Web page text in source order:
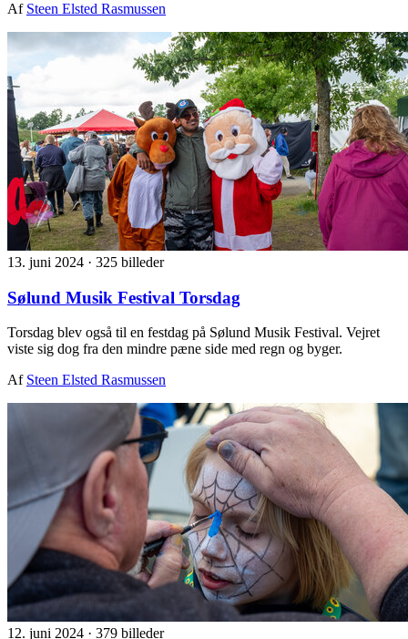
Af Steen Elsted Rasmussen
13. juni 2024 · 325 billeder
Sølund Musik Festival Torsdag
Torsdag blev også til en festdag på Sølund Musik Festival. Vejret
viste sig dog fra den mindre pæne side med regn og byger.
Af Steen Elsted Rasmussen
12. juni 2024 · 379 billeder